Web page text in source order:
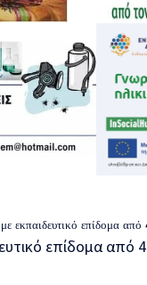
επίδομα